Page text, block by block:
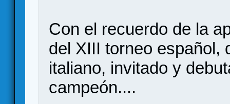
Con el recuerdo de la
del XIII torneo español,
italiano, invitado y
campeón....